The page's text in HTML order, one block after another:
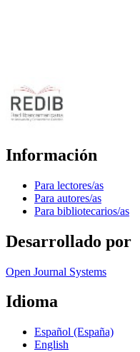
Información
Para lectores/as
Para autores/as
Para bibliotecarios/as
Desarrollado por
Open Journal Systems
Idioma
Español (España)
English